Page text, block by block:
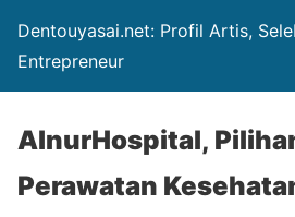
Dentouyasai.net: Profil Artis,
Entrepreneur
AlnurHospital,
Perawatan